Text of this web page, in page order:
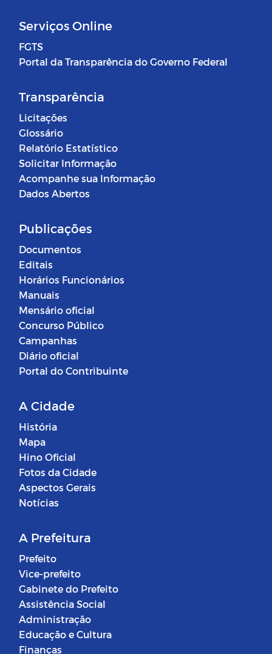
Serviços Online
FGTS
Portal da Transparência do Governo Federal
Transparência
Licitações
Glossário
Relatório Estatístico
Solicitar Informação
Acompanhe sua Informação
Dados Abertos
Publicações
Documentos
Editais
Horários Funcionários
Manuais
Mensário oficial
Concurso Público
Campanhas
Diário oficial
Portal do Contribuinte
A Cidade
História
Mapa
Hino Oficial
Fotos da Cidade
Aspectos Gerais
Notícias
A Prefeitura
Prefeito
Vice-prefeito
Gabinete do Prefeito
Assistência Social
Administração
Educação e Cultura
Finanças